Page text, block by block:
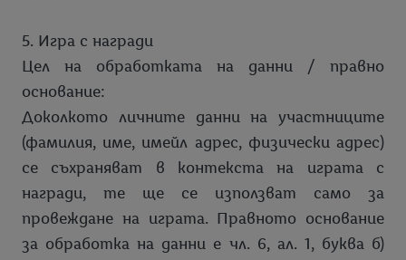
5. Игра с награди
Цел на обработката на данни / правно
основание:
Доколкото личните данни на участниците
(фамилия, име, имейл адрес, физически адрес)
се съхраняват в контекста на играта с
награди, те ще се използват само за
провеждане на играта. Правното основание
за обработка на данни е чл. 6, ал. 1, буква б)